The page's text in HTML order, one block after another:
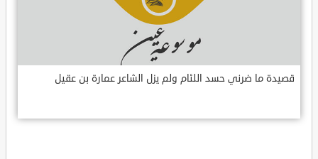
قصيدة ما ضرني حسد اللئام ولم يزل الشاعر عمارة بن عقيل